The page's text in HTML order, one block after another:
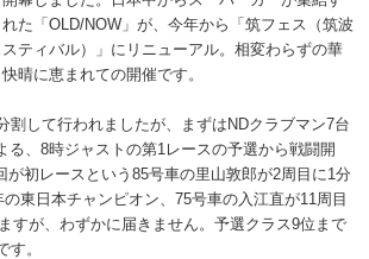
た「OLD/NOW」が、今年から「筑フェス（筑波
ティバル）」にリニューアル。相変わらずの華
晴に恵まれての開催です。
割して行われましたが、まずはNDクラブマン7台
る、8時ジャストの第1レースの予選から戦闘開
が初レースという85号車の里山敦郎が2周目に1分
東日本チャンピオン、75号車の入江直が11周目
すが、わずかに届きません。予選クラス9位まで
す。